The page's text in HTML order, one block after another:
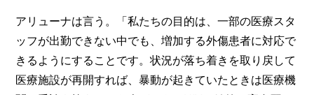
アリューナは言う。「私たちの目的は、一部の医療スタ
ッフが出勤できない中でも、増加する外傷患者に対応で
きるようにすることです。状況が落ち着きを取り戻して
医療施設が再開すれば、暴動が起きていたときは医療機